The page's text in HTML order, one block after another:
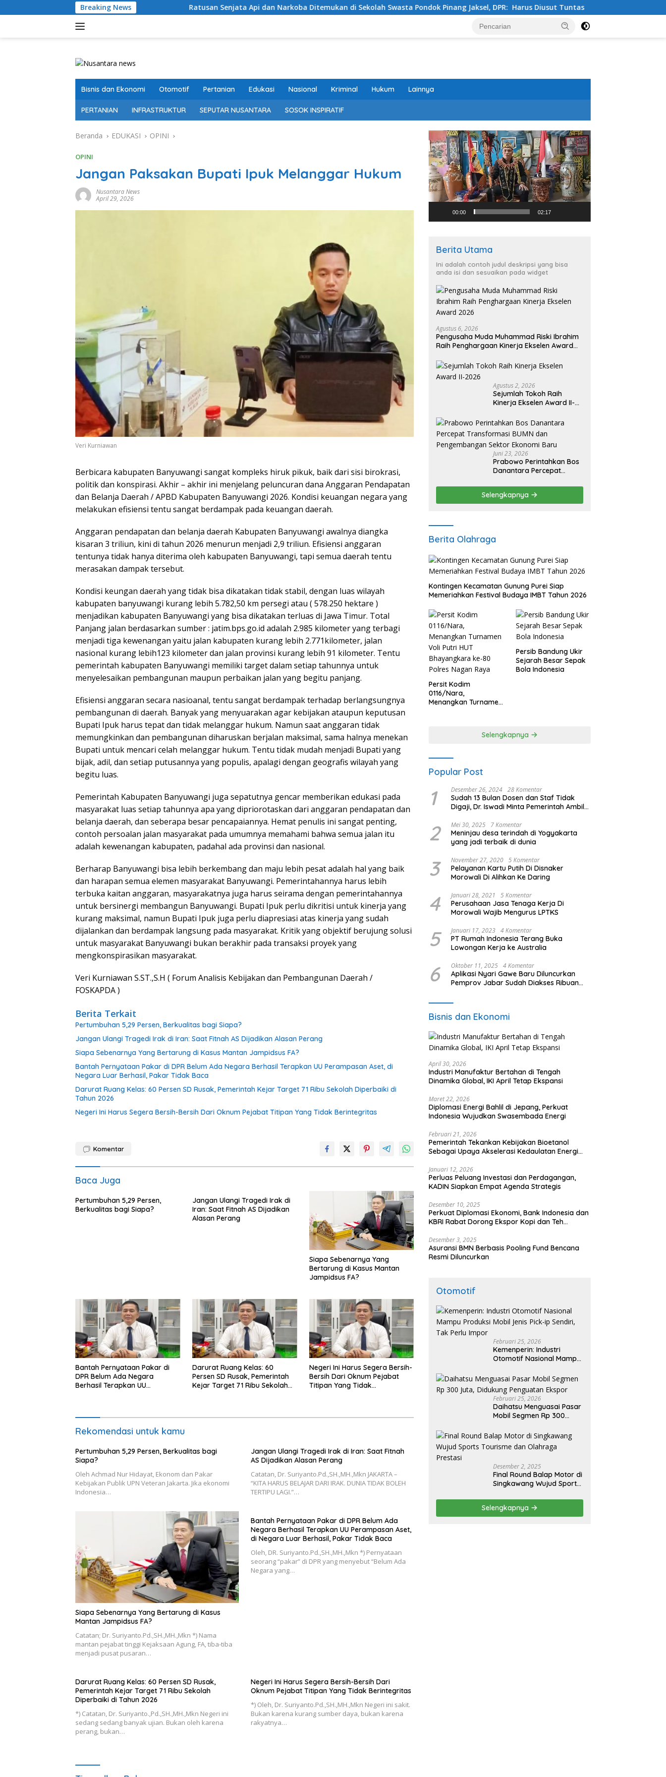
ke
Breaking News
Ratusan Senjata Api dan Narkoba Ditemukan di Sekolah Swasta Pondok Pinang Jaksel, DPR: Harus Diusut Tuntas Tingkatkan Kualitas Pendidikan , PT
Bisnis dan Ekonomi Otomotif Pertanian Edukasi Nasional Kriminal Hukum Lainnya
PERTANIAN INFRASTRUKTUR SEPUTAR NUSANTARA SOSOK INSPIRATIF
Beranda EDUKASI OPINI
OPINI
Jangan Paksakan Bupati Ipuk Melanggar Hukum
Nusantara News
April 29, 2026
Veri Kurniawan
Berbicara kabupaten Banyuwangi sangat kompleks hiruk pikuk, baik dari sisi birokrasi,
politik dan konspirasi. Akhir – akhir ini menjelang peluncuran dana Anggaran Pendapatan
dan Belanja Daerah / APBD Kabupaten Banyuwangi 2026. Kondisi keuangan negara yang
melakukan efisiensi tentu sangat berdampak pada keuangan daerah.
Anggaran pendapatan dan belanja daerah Kabupaten Banyuwangi awalnya diangka
kisaran 3 triliun, kini di tahun 2026 menurun menjadi 2,9 triliun. Efisiensi anggaran
tentunya tidak hanya diterima oleh kabupaten Banyuwangi, tapi semua daerah tentu
merasakan dampak tersebut.
Kondisi keungan daerah yang tidak bisa dikatakan tidak stabil, dengan luas wilayah
kabupaten banyuwangi kurang lebih 5.782,50 km persegi atau ( 578.250 hektare )
menjadikan kabupaten Banyuwangi yang bisa dikatakan terluas di Jawa Timur. Total
Panjang jalan berdasarkan sumber : jatim.bps.go.id adalah 2.985 kilometer yang terbagi
menjadi tiga kewenangan yaitu jalan kabupaten kurang lebih 2.771kilometer, jalan
nasional kurang lebih123 kilometer dan jalan provinsi kurang lebih 91 kilometer. Tentu
pemerintah kabupaten Banyuwangi memiliki target dalam setiap tahunnya untuk
menyelesaikan pembangunan maupun perbaikan jalan yang begitu panjang.
Efisiensi anggaran secara nasioanal, tentu sangat berdampak terhadap berlangsungnya
pembangunan di daerah. Banyak yang menyuarakan agar kebijakan ataupun keputusan
Bupati Ipuk harus tepat dan tidak melanggar hukum. Namun saat anggaran tidak
memungkinkan dan pembangunan diharuskan berjalan maksimal, sama halnya menekan
Bupati untuk mencari celah melanggar hukum. Tentu tidak mudah menjadi Bupati yang
bijak, adil, dan setiap putusannya yang populis, apalagi dengan geografis wilayah yang
begitu luas.
Pemerintah Kabupaten Banyuwangi juga sepatutnya gencar memberikan edukasi pada
masyarakat luas setiap tahunnya apa yang dipriorotaskan dari anggaran pendapatan dan
belanja daerah, dan seberapa besar pencapaiannya. Hemat penulis ini sangat penting,
contoh persoalan jalan masyarakat pada umumnya memahami bahwa semua jalan itu
adalah kewenangan kabupaten, padahal ada provinsi dan nasional.
Berharap Banyuwangi bisa lebih berkembang dan maju lebih pesat adalah hal yang baik
dan harapan semua elemen masyarakat Banyuwangi. Pemerintahannya harus lebih
terbuka kaitan anggaran, masyarakatnya juga harus seirama dengan pemerintahannya
untuk bersinergi membangun Banyuwangi. Bupati Ipuk perlu dikritisi untuk kinerja yang
kurang maksimal, namun Bupati Ipuk juga perlu diapresiasi atas kinerja yang sudah
dijalankan dan berdampak langsung pada masyarakat. Kritik yang objektif berujung solusi
untuk masyarakat Banyuwangi bukan berakhir pada transaksi proyek yang
mengkonspirasikan masyarakat.
Veri Kurniawan S.ST.,S.H ( Forum Analisis Kebijakan dan Pembangunan Daerah /
FOSKAPDA )
Berita Terkait
Pertumbuhan 5,29 Persen, Berkualitas bagi Siapa?
Jangan Ulangi Tragedi Irak di Iran: Saat Fitnah AS Dijadikan Alasan Perang
Siapa Sebenarnya Yang Bertarung di Kasus Mantan Jampidsus FA?
Bantah Pernyataan Pakar di DPR Belum Ada Negara Berhasil Terapkan UU Perampasan Aset, di
Negara Luar Berhasil, Pakar Tidak Baca
Darurat Ruang Kelas: 60 Persen SD Rusak, Pemerintah Kejar Target 71 Ribu Sekolah Diperbaiki di
Tahun 2026
Negeri Ini Harus Segera Bersih-Bersih Dari Oknum Pejabat Titipan Yang Tidak Berintegritas
Komentar
Baca Juga
Pertumbuhan 5,29 Persen,
Berkualitas bagi Siapa?
Jangan Ulangi Tragedi Irak di
Iran: Saat Fitnah AS Dijadikan
Alasan Perang
Siapa Sebenarnya Yang
Bertarung di Kasus Mantan
Jampidsus FA?
Bantah Pernyataan Pakar di
DPR Belum Ada Negara
Berhasil Terapkan UU
Darurat Ruang Kelas: 60
Persen SD Rusak, Pemerintah
Kejar Target 71 Ribu Sekolah
Negeri Ini Harus Segera Bersih-
Bersih Dari Oknum Pejabat
Titipan Yang Tidak
Rekomendasi untuk kamu
Pertumbuhan 5,29 Persen, Berkualitas bagi
Siapa?
Oleh Achmad Nur Hidayat, Ekonom dan Pakar
Kebijakan Publik UPN Veteran Jakarta. Jika ekonomi
Indonesia…
Jangan Ulangi Tragedi Irak di Iran: Saat Fitnah
AS Dijadikan Alasan Perang
Catatan, Dr. Suriyanto.Pd.,SH.,MH.,Mkn JAKARTA –
“KITA HARUS BELAJAR DARI IRAK. DUNIA TIDAK BOLEH
TERTIPU LAGI.”…
Siapa Sebenarnya Yang Bertarung di Kasus
Mantan Jampidsus FA?
Catatan; Dr. Suriyanto.Pd.,SH.,MH.,Mkn *) Nama
mantan pejabat tinggi Kejaksaan Agung, FA, tiba-tiba
menjadi pusat pusaran…
Bantah Pernyataan Pakar di DPR Belum Ada
Negara Berhasil Terapkan UU Perampasan Aset,
di Negara Luar Berhasil, Pakar Tidak Baca
Oleh, DR. Suriyanto.Pd.,SH.,MH.,Mkn *) Pernyataan
seorang “pakar” di DPR yang menyebut “Belum Ada
Negara yang…
Darurat Ruang Kelas: 60 Persen SD Rusak,
Pemerintah Kejar Target 71 Ribu Sekolah
Diperbaiki di Tahun 2026
*) Catatan, Dr. Suriyanto.,Pd.,SH.,MH.,Mkn Negeri ini
sedang sedang banyak ujian. Bukan oleh karena
perang, bukan…
Negeri Ini Harus Segera Bersih-Bersih Dari
Oknum Pejabat Titipan Yang Tidak Berintegritas
*) Oleh, Dr. Suriyanto.Pd.,SH.,MH.,Mkn Negeri ini sakit.
Bukan karena kurang sumber daya, bukan karena
rakyatnya…
Pemutar
Video
00:00 02:17
Berita Utama
Ini adalah contoh judul deskripsi yang bisa
anda isi dan sesuaikan pada widget
Agustus 6, 2026
Pengusaha Muda Muhammad Riski Ibrahim
Raih Penghargaan Kinerja Ekselen Award
Agustus 2, 2026
Sejumlah Tokoh Raih
Kinerja Ekselen Award II-
Juni 23, 2026
Prabowo Perintahkan Bos
Danantara Percepat
Pengembangan Sektor
Ekonomi Baru
Selengkapnya
Berita Olahraga
Kontingen Kecamatan Gunung Purei Siap
Memeriahkan Festival Budaya IMBT Tahun 2026
Persit Kodim
0116/Nara,
Menangkan Turnamen
Persib Bandung Ukir
Sejarah Besar Sepak
Bola Indonesia
Selengkapnya
Popular Post
1 Desember 26, 2024 28 Komentar
Sudah 13 Bulan Dosen dan Staf Tidak
Digaji, Dr. Iswadi Minta Pemerintah Ambil
2 Mei 30, 2025 7 Komentar
Meninjau desa terindah di Yogyakarta
yang jadi terbaik di dunia
3 November 27, 2020 5 Komentar
Pelayanan Kartu Putih Di Disnaker
Morowali Di Alihkan Ke Daring
4 Januari 28, 2021 5 Komentar
Perusahaan Jasa Tenaga Kerja Di
Morowali Wajib Mengurus LPTKS
5 Januari 17, 2023 4 Komentar
PT Rumah Indonesia Terang Buka
Lowongan Kerja ke Australia
6 Oktober 11, 2025 4 Komentar
Aplikasi Nyari Gawe Baru Diluncurkan
Pemprov Jabar Sudah Diakses Ribuan
Bisnis dan Ekonomi
April 30, 2026
Industri Manufaktur Bertahan di Tengah
Dinamika Global, IKI April Tetap Ekspansi
Maret 22, 2026
Diplomasi Energi Bahlil di Jepang, Perkuat
Indonesia Wujudkan Swasembada Energi
Februari 21, 2026
Pemerintah Tekankan Kebijakan Bioetanol
Sebagai Upaya Akselerasi Kedaulatan Energi
Januari 12, 2026
Perluas Peluang Investasi dan Perdagangan,
KADIN Siapkan Empat Agenda Strategis
Desember 10, 2025
Perkuat Diplomasi Ekonomi, Bank Indonesia dan
KBRI Rabat Dorong Ekspor Kopi dan Teh
Desember 3, 2025
Asuransi BMN Berbasis Pooling Fund Bencana
Resmi Diluncurkan
Otomotif
Februari 25, 2026
Kemenperin: Industri
Otomotif Nasional Mampu
ip Sendiri, Tak Perlu Impor
Februari 25, 2026
Daihatsu Menguasai Pasar
Mobil Segmen Rp 300
Ekspor
Desember 2, 2025
Final Round Balap Motor di
Singkawang Wujud Sports
Prestasi
Selengkapnya